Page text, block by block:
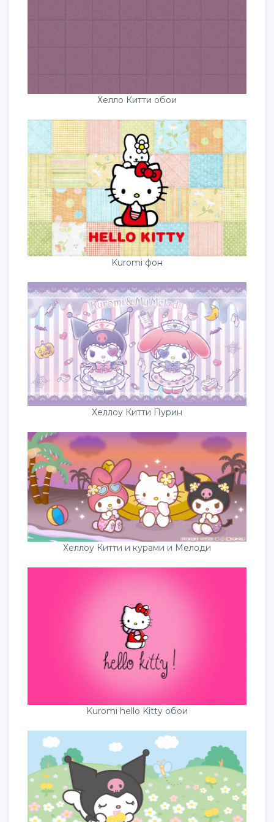
Хелло Китти обои
Kuromi фон
Хеллоу Китти Пурин
Хеллоу Китти и курами и Мелоди
Kuromi hello Kitty обои